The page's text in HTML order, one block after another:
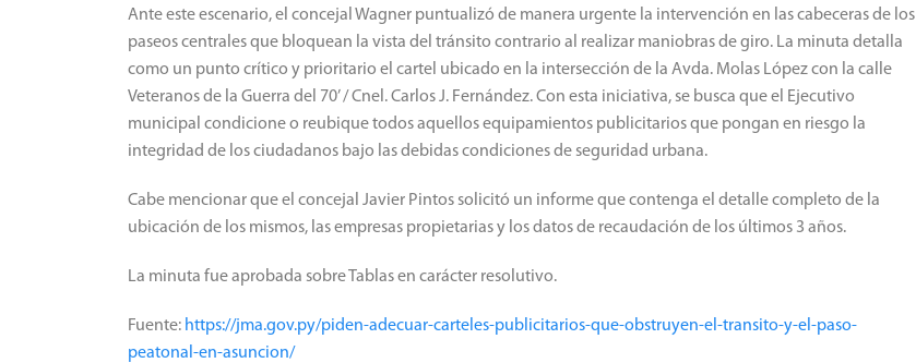
​Ante este escenario, el concejal Wagner puntualizó de manera urgente la intervención en las cabeceras de los
paseos centrales que bloquean la vista del tránsito contrario al realizar maniobras de giro. La minuta detalla
como un punto crítico y prioritario el cartel ubicado en la intersección de la Avda. Molas López con la calle
Veteranos de la Guerra del 70’ / Cnel. Carlos J. Fernández. Con esta iniciativa, se busca que el Ejecutivo
municipal condicione o reubique todos aquellos equipamientos publicitarios que pongan en riesgo la
integridad de los ciudadanos bajo las debidas condiciones de seguridad urbana.
Cabe mencionar que el concejal Javier Pintos solicitó un informe que contenga el detalle completo de la
ubicación de los mismos, las empresas propietarias y los datos de recaudación de los últimos 3 años.
La minuta fue aprobada sobre Tablas en carácter resolutivo.
Fuente: https://jma.gov.py/piden-adecuar-carteles-publicitarios-que-obstruyen-el-transito-y-el-paso-
peatonal-en-asuncion/